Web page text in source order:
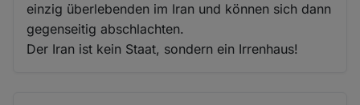
einzig überlebenden im Iran und können sich dann
gegenseitig abschlachten.
Der Iran ist kein Staat, sondern ein Irrenhaus!